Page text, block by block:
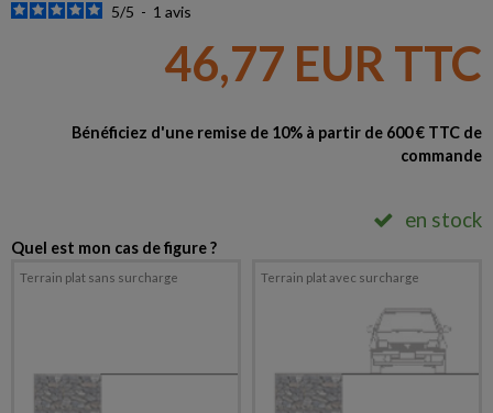
5/5 - 1 avis
46,77 EUR TTC
Bénéficiez d'une remise de 10% à partir de 600 € TTC de
commande
en stock
Quel est mon cas de figure ?
Terrain plat sans surcharge Terrain plat avec surcharge